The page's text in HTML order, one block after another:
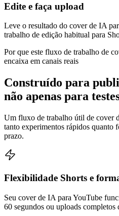
Edite e faça upload
Leve o resultado do cover de IA
trabalho de edição habitual para
Por que este fluxo de trabalho de
encaixa em canais reais
Construído para
não apenas para
Um fluxo de trabalho útil de cover
tanto experimentos rápidos quanto
prazo.
Flexibilidade Shorts e
Seu cover de IA para YouTube
60 segundos ou uploads completos